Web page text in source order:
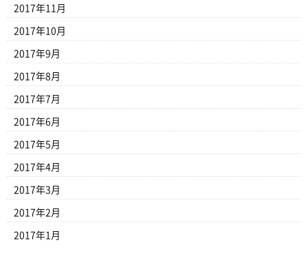
2017年11月
2017年10月
2017年9月
2017年8月
2017年7月
2017年6月
2017年5月
2017年4月
2017年3月
2017年2月
2017年1月